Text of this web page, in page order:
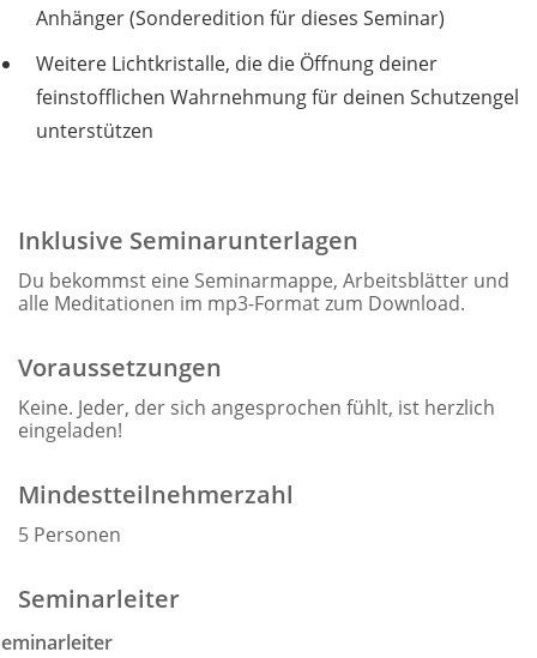
Anhänger (Sonderedition für dieses Seminar)
Weitere Lichtkristalle, die die Öffnung deiner
feinstofflichen Wahrnehmung für deinen Schutzengel
unterstützen
Inklusive Seminarunterlagen
Du bekommst eine Seminarmappe, Arbeitsblätter und
alle Meditationen im mp3-Format zum Download.
Voraussetzungen
Keine. Jeder, der sich angesprochen fühlt, ist herzlich
eingeladen!
Mindestteilnehmerzahl
5 Personen
Seminarleiter